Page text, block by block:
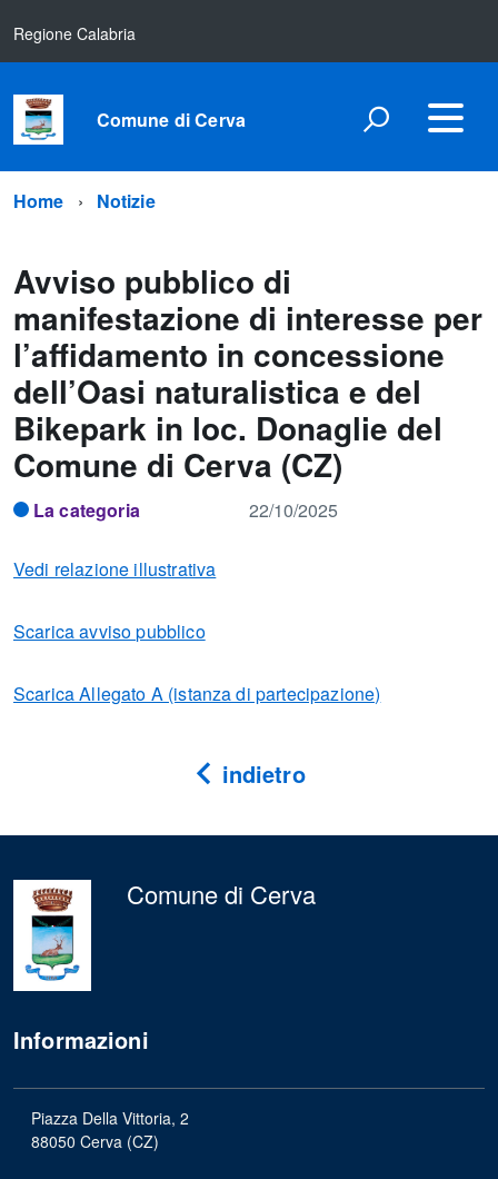
Regione Calabria
Comune di Cerva
Home Notizie
Avviso pubblico di
manifestazione di interesse per
l’affidamento in concessione
dell’Oasi naturalistica e del
Bikepark in loc. Donaglie del
Comune di Cerva (CZ)
La categoria 22/10/2025
Vedi relazione illustrativa
Scarica avviso pubblico
Scarica Allegato A (istanza di partecipazione)
indietro
Comune di Cerva
Informazioni
Piazza Della Vittoria, 2
88050 Cerva (CZ)